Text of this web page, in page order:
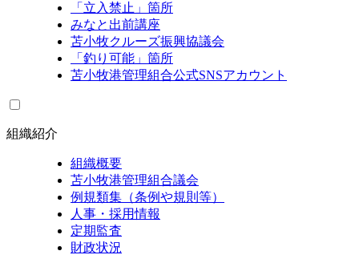
「立入禁止」箇所
みなと出前講座
苫小牧クルーズ振興協議会
「釣り可能」箇所
苫小牧港管理組合公式SNSアカウント
組織紹介
組織概要
苫小牧港管理組合議会
例規類集（条例や規則等）
人事・採用情報
定期監査
財政状況